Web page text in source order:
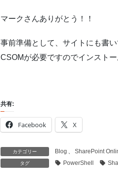
マークさんありがとう！！
事前準備として、サイトにも書
CSOMが必要ですのでインストー
共有:
Facebook X
カテゴリー Blog 、 SharePoint
タグ PowerShell